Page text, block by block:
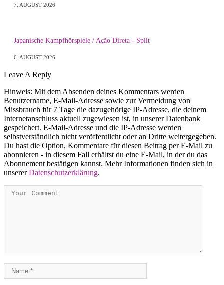
7. AUGUST 2026
Japanische Kampfhörspiele / Ação Direta - Split
6. AUGUST 2026
Leave A Reply
Hinweis: Mit dem Absenden deines Kommentars werden
Benutzername, E-Mail-Adresse sowie zur Vermeidung von
Missbrauch für 7 Tage die dazugehörige IP-Adresse, die deinem
Internetanschluss aktuell zugewiesen ist, in unserer Datenbank
gespeichert. E-Mail-Adresse und die IP-Adresse werden
selbstverständlich nicht veröffentlicht oder an Dritte weitergegeben.
Du hast die Option, Kommentare für diesen Beitrag per E-Mail zu
abonnieren - in diesem Fall erhältst du eine E-Mail, in der du das
Abonnement bestätigen kannst. Mehr Informationen finden sich in
unsererDatenschutzerklärung.